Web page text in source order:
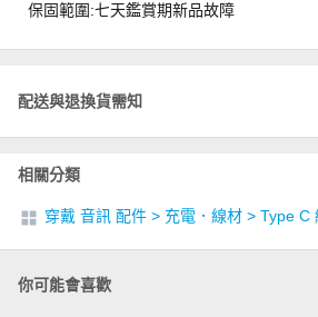
保固範圍:七天鑑賞期新品故障
配送與退換貨需知
相關分類
穿戴 音訊 配件 > 充電．線材 > Type C
你可能會喜歡